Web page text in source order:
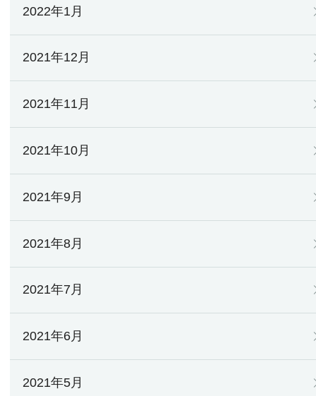
2022年1月
2021年12月
2021年11月
2021年10月
2021年9月
2021年8月
2021年7月
2021年6月
2021年5月